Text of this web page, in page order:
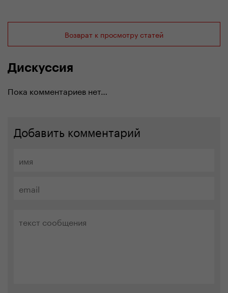
Возврат к просмотру статей
Дискуссия
Пока комментариев нет…
Добавить комментарий